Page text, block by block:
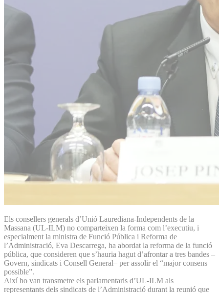
Els consellers generals d’Unió Laurediana-Independents de la
Massana (UL-ILM) no comparteixen la forma com l’executiu, i
especialment la ministra de Funció Pública i Reforma de
l’Administració, Eva Descarrega, ha abordat la reforma de la funció
pública, que consideren que s’hauria hagut d’afrontar a tres bandes –
Govern, sindicats i Consell General– per assolir el “major consens
possible”.
Així ho van transmetre els parlamentaris d’UL-ILM als
representants dels sindicats de l’Administració durant la reunió que